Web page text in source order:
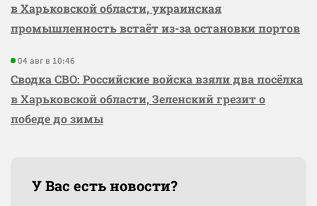
в Харьковской области, украинская
промышленность встаёт из-за остановки портов
04 авг в 10:46
Сводка СВО: Российские войска взяли два посёлка
в Харьковской области, Зеленский грезит о
победе до зимы
У Вас есть новости?